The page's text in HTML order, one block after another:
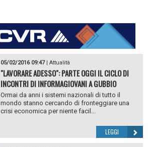
05/02/2016 09:47| Attualità
"LAVORARE ADESSO": PARTE OGGI IL CICLO DI
INCONTRI DI INFORMAGIOVANI A GUBBIO
Ormai da anni i sistemi nazionali di tutto il
mondo stanno cercando di fronteggiare una
crisi economica per niente facil...
LEGGI